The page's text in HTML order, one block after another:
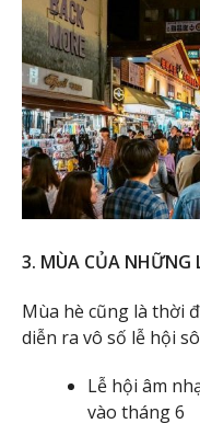
3. MÙA CỦA NHỮNG
Mùa hè cũng là thời
diễn ra vô số lễ hội
Lễ hội âm
vào tháng 6